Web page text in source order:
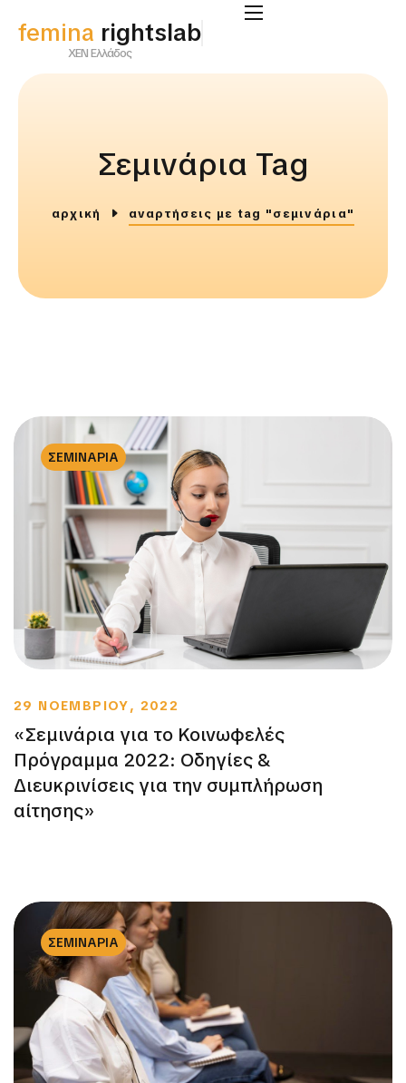
femina rightslab
ΧΕΝ Ελλάδος
Σεμινάρια Tag
αρχική αναρτήσεις με tag "σεμινάρια"
ΣΕΜΙΝΑΡΙΑ
29 ΝΟΕΜΒΡΙΟΥ, 2022
«Σεμινάρια για το Κοινωφελές
Πρόγραμμα 2022: Οδηγίες &
Διευκρινίσεις για την συμπλήρωση
αίτησης»
ΣΕΜΙΝΑΡΙΑ